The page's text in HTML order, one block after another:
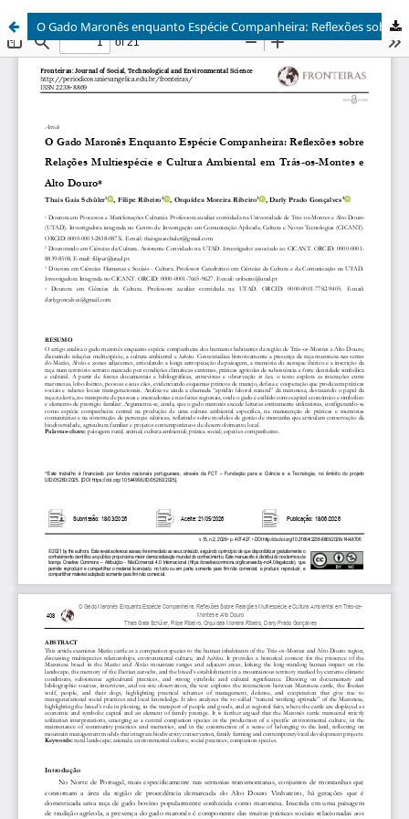
O Gado Maronês enquanto Espécie Companheira: Reflexões sobre Relações Multiespécie e Cultura Ambiental em Trás-os-Montes e Alto Douro